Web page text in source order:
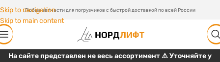
Skip to navigation
Skip to main content
Любые запчасти для погрузчиков с быстрой доставкой по всей России
На сайте представлен не весь ассортимент ⚠️ Уточняйте у